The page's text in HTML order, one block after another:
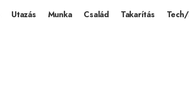
Utazás Munka Család Takarítás